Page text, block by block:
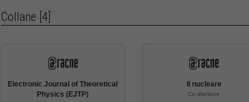
Collane [4]
Electronic Journal of Theoretical
Physics (EJTP)
Il nucleare
Co-direttore